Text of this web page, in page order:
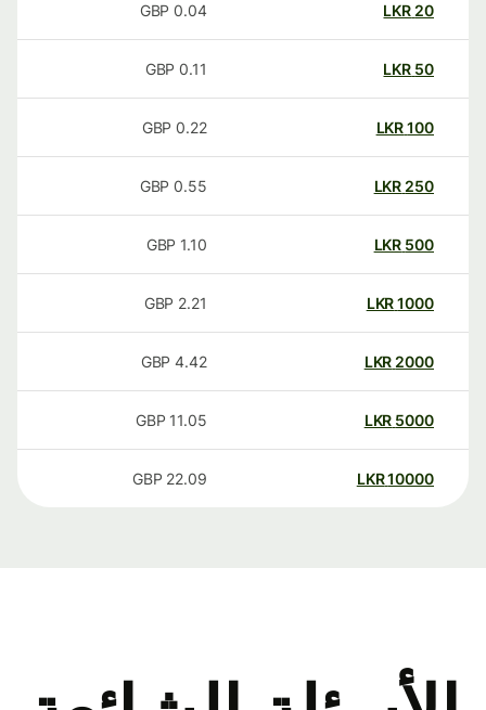
20
LKR
0.04
GBP
50
LKR
0.11
GBP
100
LKR
0.22
GBP
250
LKR
0.55
GBP
500
LKR
1.10
GBP
1000
LKR
2.21
GBP
2000
LKR
4.42
GBP
5000
LKR
11.05
GBP
10000
LKR
22.09
GBP